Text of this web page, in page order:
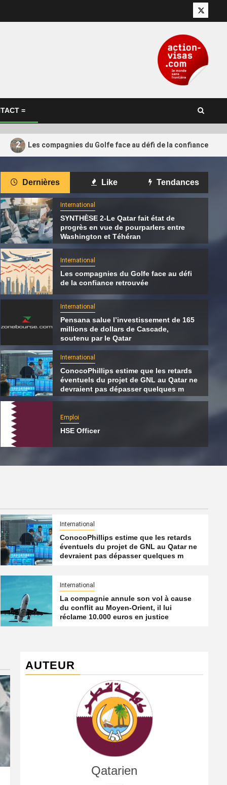
Twitter
=
2 Les compagnies du Golfe face au défi de la confiance
les
de GNL
dépasser
4
International
Pensana salue l’investissement de
165 millions de dollars de Cascade,
soutenu par le Qatar
compagnies du Golfe face au défi de la
retrouvée
7 août 2026 Qatarien
Dernières Like Tendances
International
SYNTHÈSE 2-Le Qatar fait état de
progrès en vue de pourparlers entre
Washington et Téhéran
International
Les compagnies du Golfe face au défi
de la confiance retrouvée
International
Pensana salue l’investissement de 165
millions de dollars de Cascade,
soutenu par le Qatar
International
ConocoPhillips estime que les retards
éventuels du projet de GNL au Qatar ne
devraient pas dépasser quelques m
Emploi
HSE Officer
International
ConocoPhillips estime que les retards
éventuels du projet de GNL au Qatar ne
devraient pas dépasser quelques m
International
La compagnie annule son vol à cause
du conflit au Moyen-Orient, il lui
réclame 10.000 euros en justice
AUTEUR
Qatarien